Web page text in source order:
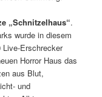
„Schnitzelhaus“.
wurde in diesem
Live-Erschrecker
Horror Haus das
aus Blut,
und